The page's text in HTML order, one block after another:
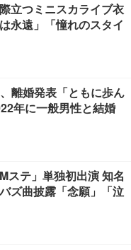
立つミニスカライブ衣
永遠」「憧れのスタイ
離婚発表「ともに歩ん
年に一般男性と結婚
ステ」単独初出演 知名
ズ曲披露「念願」「泣